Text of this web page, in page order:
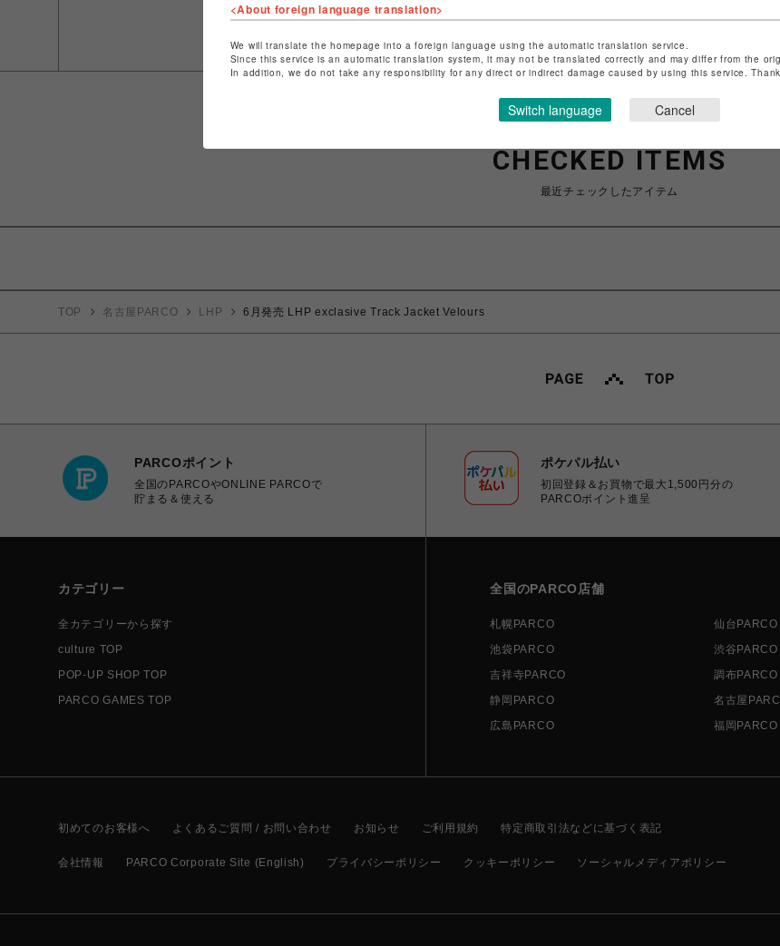
ショップお問い合わせは
CHECKED ITEMS
最近チェックしたアイテム
TOP 名古屋PARCO LHP 6月発売 LHP exclasive Track Jacket Velours
PARCOポイント
全国のPARCOやONLINE PARCOで
貯まる＆使える
ポケパル払い
初回登録＆お買物で最大1,500円分の
PARCOポイント進呈
カテゴリー
全カテゴリーから探す
culture TOP
POP-UP SHOP TOP
PARCO GAMES TOP
全国のPARCO店舗
札幌PARCO 仙台PARCO
池袋PARCO
渋谷PARCO
吉祥寺PARCO
調布PARCO
静岡PARCO
名古屋
広島PARCO
福岡PARCO
初めてのお客様へ よくあるご質問 / お問い合わせ お知らせ ご利用規約 特定商取引法などに基づく表記
会社情報 PARCO Corporate Site (English) プライバシーポリシー クッキーポリシー ソーシャルメディアポリシー
<About foreign language translation>
We will translate the homepage into a foreign language using the automatic translation service.
Since this service is an automatic translation system, it may not be translated correctly and may differ from the
In addition, we do not take any responsibility for any direct or indirect damage caused by using this service.
Switch language Cancel